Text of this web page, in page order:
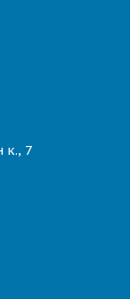
к., 7